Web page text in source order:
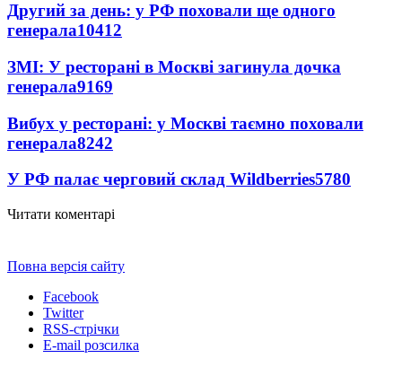
Другий за день: у РФ поховали ще одного
генерала10412
ЗМІ: У ресторані в Москві загинула дочка
генерала9169
Вибух у ресторані: у Москві таємно поховали
генерала8242
У РФ палає черговий склад Wildberries5780
Читати коментарі
Повна версія сайту
Facebook
Twitter
RSS-стрічки
E-mail розсилка